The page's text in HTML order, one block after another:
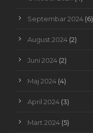
Septembar 2024 (6)
August 2024 (2)
Juni 2024 (2)
Maj 2024 (4)
April 2024 (3)
Mart 2024 (5)